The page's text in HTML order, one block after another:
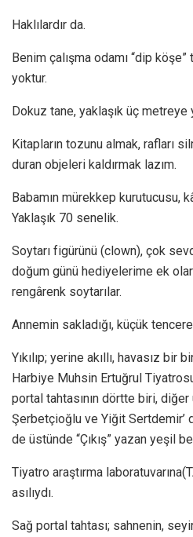
Haklılardır da.
Benim çalışma odamı “dip
yoktur.
Dokuz tane, yaklaşık üç metreye
Kitapların tozunu almak, rafları
duran objeleri kaldırmak lazım.
Babamın mürekkep kurutucusu,
Yaklaşık 70 senelik.
Soytarı figürünü (clown), çok
doğum günü hediyelerime ek
rengârenk soytarılar.
Annemin sakladığı, küçük
Yıkılıp; yerine akıllı, havasız bir
Harbiye Muhsin Ertuğrul
portal tahtasının dörtte biri,
Şerbetçioğlu ve Yiğit Sertdemir’
de üstünde “Çıkış” yazan yeşil
Tiyatro araştırma
asılıydı.
Sağ portal tahtası; sahnenin,